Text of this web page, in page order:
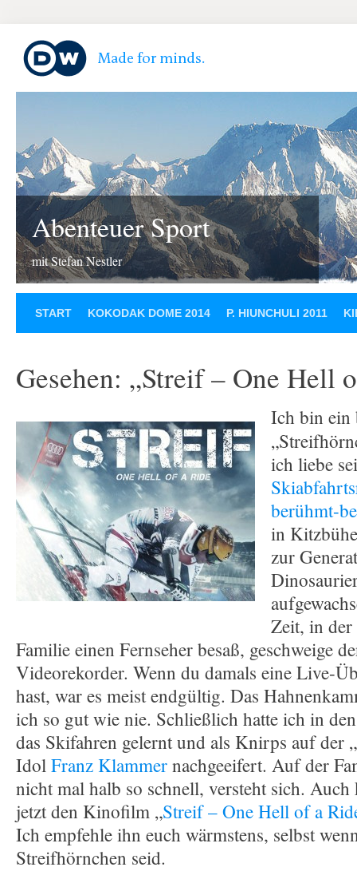
Abenteuer Sport
mit Stefan Nestler
START KOKODAK DOME 2014 P. HIUNCHULI 2011
Gesehen: „Streif – One Hell
Ich bin ein
ich liebe
berühmt-
in
zur
Zeit, in
Familie einen Fernseher besaß, geschweige
Videorekorder. Wenn du damals eine Live-
hast, war es meist endgültig. Das
ich so gut wie nie. Schließlich hatte ich in
das Skifahren gelernt und als Knirps auf der
IdolFranz Klammernachgeeifert. Auf der
nicht mal halb so schnell, versteht sich.
jetzt den Kinofilm „Streif – One Hell of a
Ich empfehle ihn euch wärmstens, selbst
Streifhörnchen seid.